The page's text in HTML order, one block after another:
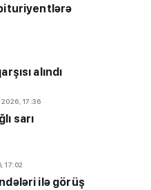
alındı
17:36
sarı
17:02
ilə görüş